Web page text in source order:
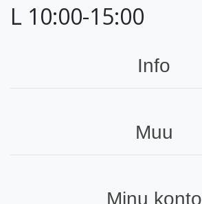
L 10:00-15:00
Info
Muu
Minu konto